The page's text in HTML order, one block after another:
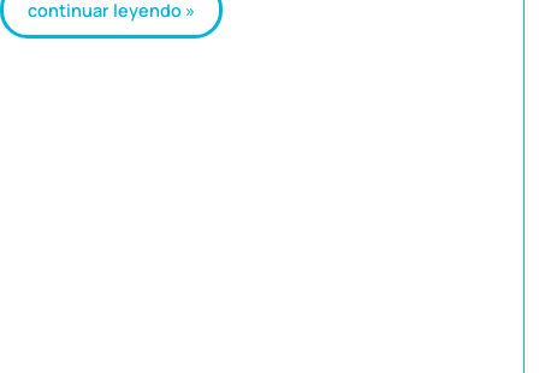
continuar leyendo »